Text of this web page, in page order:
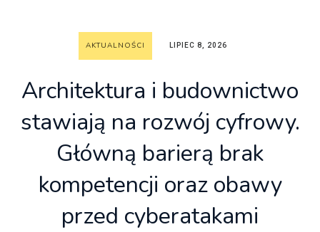
AKTUALNOŚCI LIPIEC 8, 2026
Architektura i budownictwo
stawiają na rozwój cyfrowy.
Główną barierą brak
kompetencji oraz obawy
przed cyberatakami